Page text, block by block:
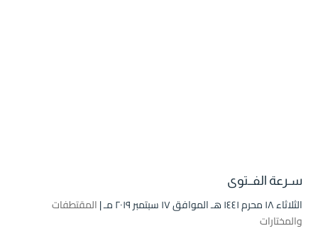
سـرعة الفــتوى
الثلاثاء ۱۸ محرم ۱٤٤۱ هـ الموافق ۱۷ سبتمبر ۲۰۱۹ مـ |
المقتطفات
والمختارات